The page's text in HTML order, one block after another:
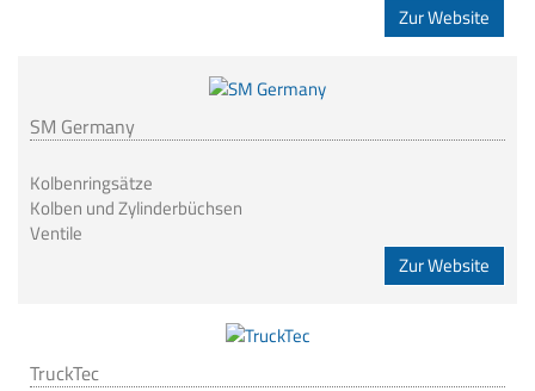
Zur Website
SM Germany
Kolbenringsätze
Kolben und Zylinderbüchsen
Ventile
Zur Website
TruckTec